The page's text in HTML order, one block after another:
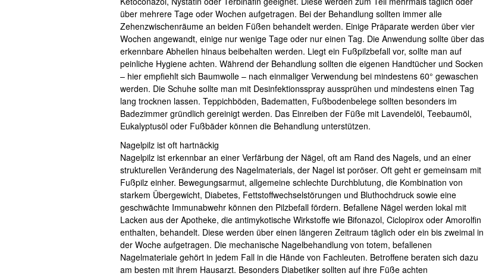
über mehrere Tage oder Wochen aufgetragen. Bei der Behandlung sollten immer alle
Zehenzwischenräume an beiden Füßen behandelt werden. Einige Präparate werden über vier
Wochen angewandt, einige nur wenige Tage oder nur einen Tag. Die Anwendung sollte über das
erkennbare Abheilen hinaus beibehalten werden. Liegt ein Fußpilzbefall vor, sollte man auf
peinliche Hygiene achten. Während der Behandlung sollten die eigenen Handtücher und Socken
– hier empfiehlt sich Baumwolle – nach einmaliger Verwendung bei mindestens 60° gewaschen
werden. Die Schuhe sollte man mit Desinfektionsspray aussprühen und mindestens einen Tag
lang trocknen lassen. Teppichböden, Badematten, Fußbodenbelege sollten besonders im
Badezimmer gründlich gereinigt werden. Das Einreiben der Füße mit Lavendelöl, Teebaumöl,
Eukalyptusöl oder Fußbäder können die Behandlung unterstützen.
Nagelpilz ist oft hartnäckig
Nagelpilz ist erkennbar an einer Verfärbung der Nägel, oft am Rand des Nagels, und an einer
strukturellen Veränderung des Nagelmaterials, der Nagel ist poröser. Oft geht er gemeinsam mit
Fußpilz einher. Bewegungsarmut, allgemeine schlechte Durchblutung, die Kombination von
starkem Übergewicht, Diabetes, Fettstoffwechselstörungen und Bluthochdruck sowie eine
geschwächte Immunabwehr können den Pilzbefall fördern. Befallene Nägel werden lokal mit
Lacken aus der Apotheke, die antimykotische Wirkstoffe wie Bifonazol, Ciclopirox oder Amorolfin
enthalten, behandelt. Diese werden über einen längeren Zeitraum täglich oder ein bis zweimal in
der Woche aufgetragen. Die mechanische Nagelbehandlung von totem, befallenen
Nagelmateriale gehört in jedem Fall in die Hände von Fachleuten. Betroffene beraten sich dazu
am besten mit ihrem Hausarzt. Besonders Diabetiker sollten auf ihre Füße achten